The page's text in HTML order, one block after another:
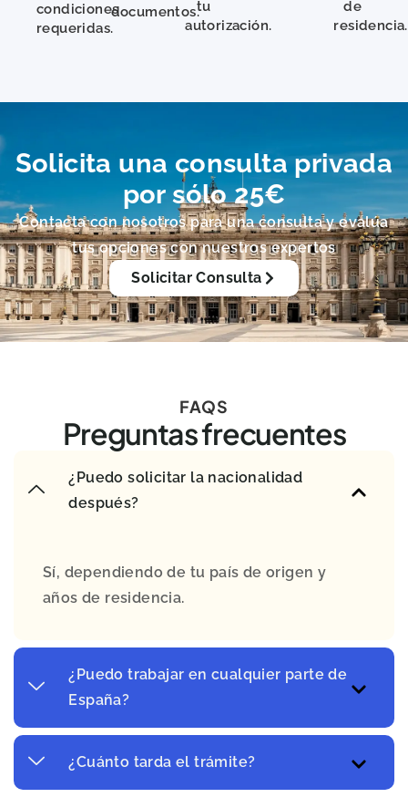
condiciones
requeridas.
documentos.tu
autorización.
de
residencia.
Solicita una consulta privada
por sólo 25€
Contacta con nosotros para una consulta y evalúa
tus opciones con nuestros expertos
Solicitar Consulta
¿Puedo solicitar la nacionalidad
después?
Sí, dependiendo de tu país de origen y
años de residencia.
¿Puedo trabajar en cualquier parte de
España?
¿Cuánto tarda el trámite?
FAQS
Preguntas frecuentes